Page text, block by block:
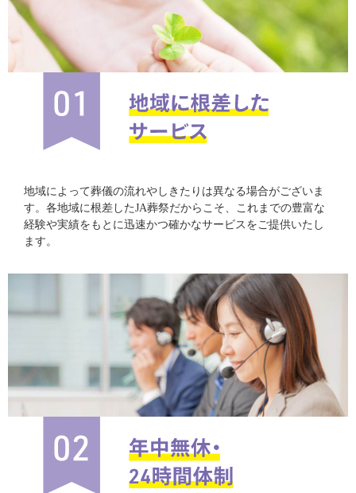
地域によって葬儀の流れやしきたりは異なる場合がございま
す。各地域に根差したJA葬祭だからこそ、これまでの豊富な
経験や実績をもとに迅速かつ確かなサービスをご提供いたし
ます。